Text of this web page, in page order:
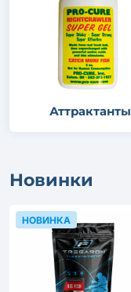
Аттрактанты
Новинки
НОВИНКА